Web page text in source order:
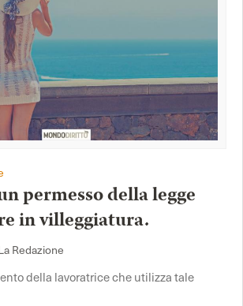
permesso della legge
in villeggiatura.
Redazione
della lavoratrice che utilizza tale